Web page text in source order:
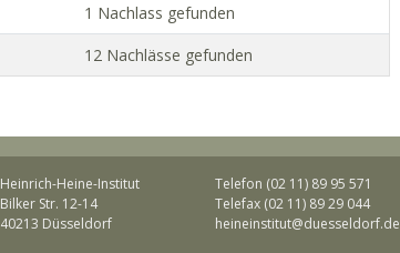
1 Nachlass gefunden
12 Nachlässe gefunden
Heinrich-Heine-Institut
Bilker Str. 12-14
40213 Düsseldorf
Telefon (02 11) 89 95 571
Telefax (02 11) 89 29 044
heineinstitut@duesseldorf.de